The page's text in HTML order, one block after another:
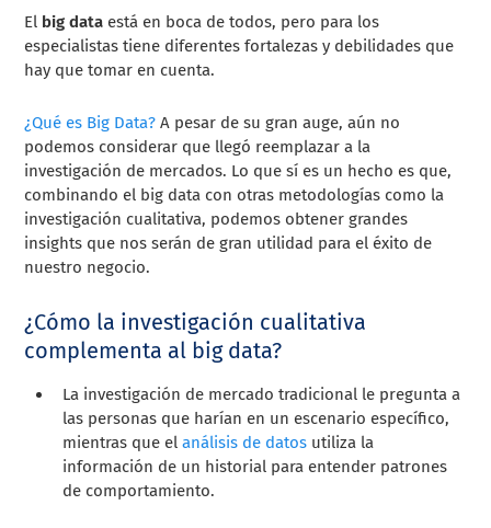
El big data está en boca de todos, pero para los
especialistas tiene diferentes fortalezas y debilidades que
hay que tomar en cuenta.
¿Qué es Big Data? A pesar de su gran auge, aún no
podemos considerar que llegó reemplazar a la
investigación de mercados. Lo que sí es un hecho es que,
combinando el big data con otras metodologías como la
investigación cualitativa, podemos obtener grandes
insights que nos serán de gran utilidad para el éxito de
nuestro negocio.
¿Cómo la investigación cualitativa
complementa al big data?
La investigación de mercado tradicional le pregunta a
las personas que harían en un escenario específico,
mientras que elanálisis de datos utiliza la
información de un historial para entender patrones
de comportamiento.